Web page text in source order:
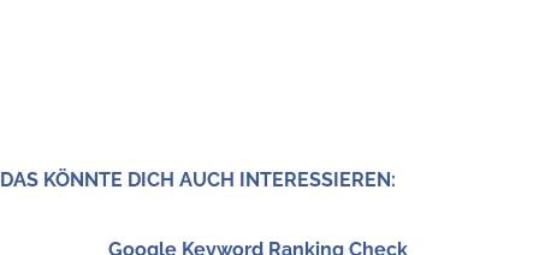
DAS KÖNN­TE DICH AUCH INTERESSIEREN:
Goog­le Key­word Ran­king Check